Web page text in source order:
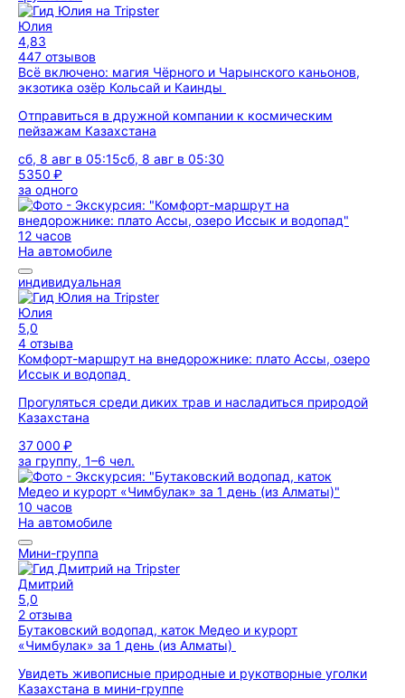
Юлия
4,83
447 отзывов
Всё включено: магия Чёрного и Чарынского каньонов,
экзотика озёр Кольсай и Каинды
Отправиться в дружной компании к космическим
пейзажам Казахстана
сб, 8 авг в 05:15сб, 8 авг в 05:30
5350 ₽
за одного
12 часов
На автомобиле
индивидуальная
Юлия
5,0
4 отзыва
Комфорт-маршрут на внедорожнике: плато Ассы, озеро
Иссык и водопад
Прогуляться среди диких трав и насладиться природой
Казахстана
37 000 ₽
за группу, 1–6 чел.
10 часов
На автомобиле
Мини-группа
Дмитрий
5,0
2 отзыва
Бутаковский водопад, каток Медео и курорт
«Чимбулак» за 1 день (из Алматы)
Увидеть живописные природные и рукотворные уголки
Казахстана в мини-группе